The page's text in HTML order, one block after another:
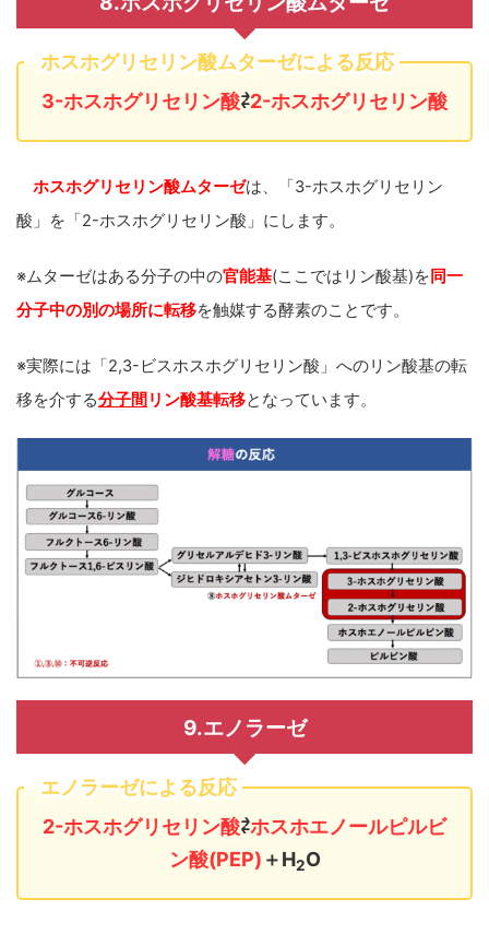
ホスホグリセリン酸ムターゼによる反応
3-ホスホグリセリン酸⇄2-ホスホグリセリン酸
ホスホグリセリン酸ムターゼは、「3-ホスホグリセリン
酸」を「2-ホスホグリセリン酸」にします。
※ムターゼはある分子の中の官能基(ここではリン酸基)を 同一
分子中の別の場所に転移を触媒する酵素のことです。
※実際には「2,3-ビスホスホグリセリン酸」へのリン酸基の転
移を介する分子間 リン酸基転移となっています。
9.エノラーゼ
エノラーゼによる反応
2-ホスホグリセリン酸⇄ホスホエノールピルビ
ン酸(PEP) ＋H2O